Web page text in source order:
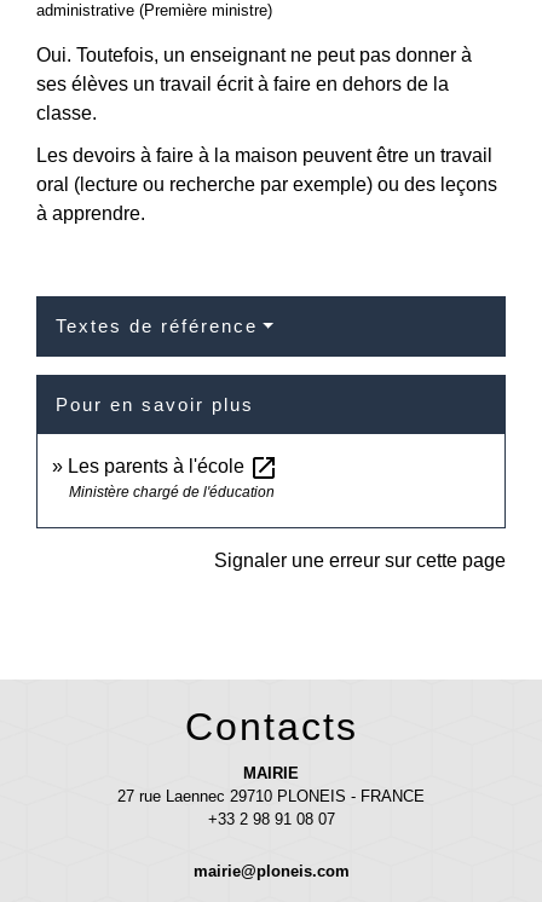
administrative (Première ministre)
Oui. Toutefois, un enseignant ne peut pas donner à
ses élèves un travail écrit à faire en dehors de la
classe.
Les devoirs à faire à la maison peuvent être un travail
oral (lecture ou recherche par exemple) ou des leçons
à apprendre.
Textes de référence
Pour en savoir plus
Les parents à l'école open_in_new
Ministère chargé de l'éducation
Signaler une erreur sur cette page
Contacts
MAIRIE
27 rue Laennec 29710 PLONEIS - FRANCE
+33 2 98 91 08 07
mairie@ploneis.com